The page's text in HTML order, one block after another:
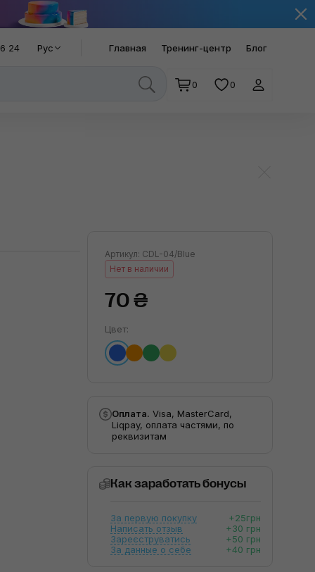
24 Рус Главная Тренинг-центр Блог
0 0
Артикул: CDL-04/Blue
Нет в наличии
70 ₴
Цвет:
Оплата. Visa, MasterCard,
Liqpay, оплата частями, по
реквизитам
Как заработать бонусы
За первую покупку
+25грн
Написать отзыв
+30 грн
Зареєструватись
+50 грн
За данные о себе
+40 грн